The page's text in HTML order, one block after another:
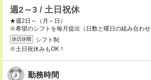
週2～3 / 土日祝休
★週2日～（月～日）
※希望のシフトを毎月提出（日数と曜日の組み合わせ
休日休暇
シフト制
※土日祝休みもOK！
勤務時間